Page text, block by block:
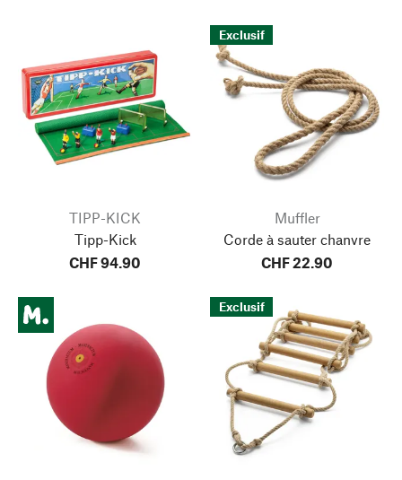
TIPP-KICK
Tipp-Kick
CHF 94.90
Exclusif
Muffler
Corde à sauter chanvre
CHF 22.90
Exclusif